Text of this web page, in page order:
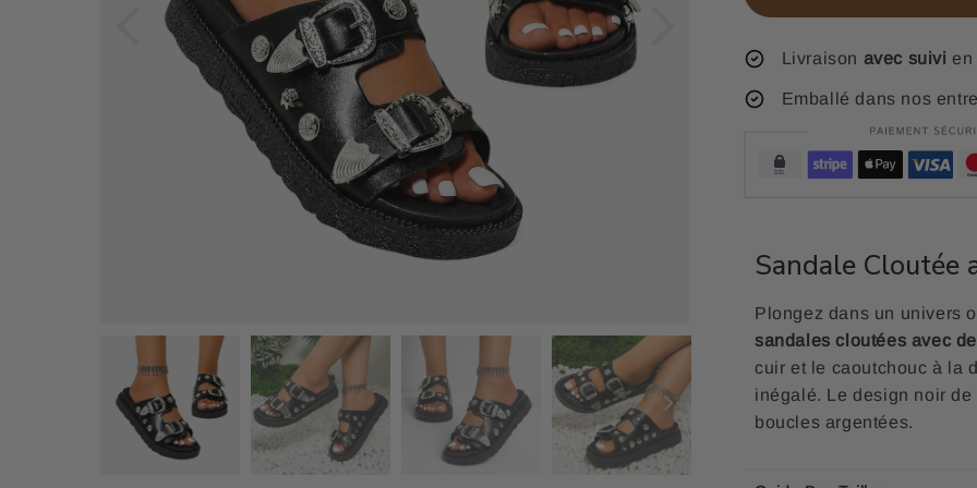
Livraison avec suivi en
Emballé dans nos
Sandale Cloutée
Plongez dans un univers
sandales cloutées avec
cuir et le caoutchouc à la
inégalé. Le design noir
boucles argentées.